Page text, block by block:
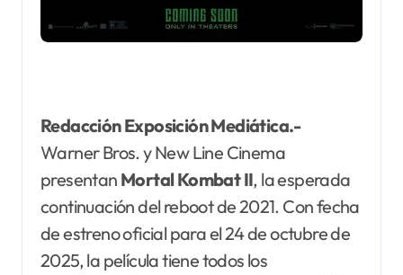
Redacción Exposición Mediática.-
Warner Bros. y New Line Cinema
presentan Mortal Kombat II, la esperada
continuación del reboot de 2021. Con fecha
de estreno oficial para el 24 de octubre de
2025, la película tiene todos los